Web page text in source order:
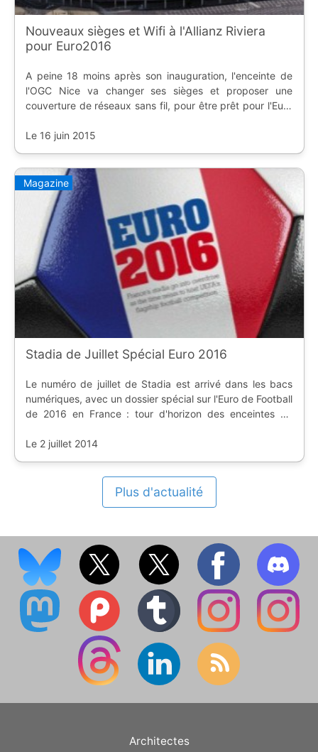
Nouveaux sièges et Wifi à l'Allianz Riviera
pour Euro2016
A peine 18 moins après son inauguration, l'enceinte de
l'OGC Nice va changer ses sièges et proposer une
couverture de réseaux sans fil, pour être prêt pour l'Euro
Le 16 juin 2015
Magazine
Stadia de Juillet Spécial Euro 2016
Le numéro de juillet de Stadia est arrivé dans les bacs
numériques, avec un dossier spécial sur l'Euro de Football
de 2016 en France : tour d'horizon des enceintes de
Le 2 juillet 2014
Plus d'actualité
Architectes